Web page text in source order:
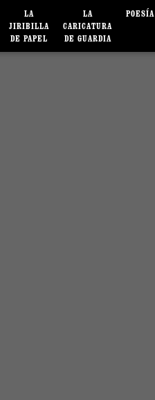
LA
JIRIBILLA
DE PAPEL
LA
CARICATURA
DE GUARDIA
POESÍA